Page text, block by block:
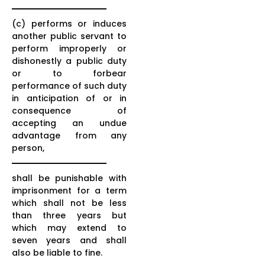
(c) performs or induces
another public servant to
perform improperly or
dishonestly a public duty
or to forbear
performance of such duty
in anticipation of or in
consequence of
accepting an undue
advantage from any
person,
shall be punishable with
imprisonment for a term
which shall not be less
than three years but
which may extend to
seven years and shall
also be liable to fine.